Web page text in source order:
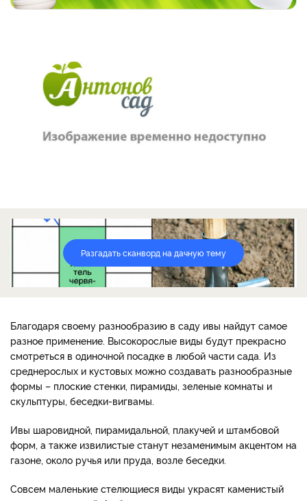
Разгадать сканворд на дачную тему
Благодаря своему разнообразию в саду ивы найдут самое
разное применение. Высокорослые виды будут прекрасно
смотреться в одиночной посадке в любой части сада. Из
среднерослых и кустовых можно создавать разнообразные
формы – плоские стенки, пирамиды, зеленые комнаты и
скульптуры, беседки-вигвамы.
Ивы шаровидной, пирамидальной, плакучей и штамбовой
форм, а также извилистые станут незаменимым акцентом на
газоне, около ручья или пруда, возле беседки.
Совсем маленькие стелющиеся виды украсят каменистый